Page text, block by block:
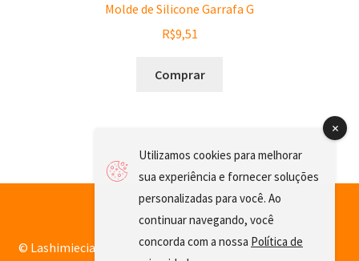
Molde de Silicone Garrafa G
R$9,51
Comprar
© Lashimiecia 2026
Utilizamos cookies para melhorar
sua experiência e fornecer soluções
personalizadas para você. Ao
continuar navegando, você
concorda com a nossa Política de